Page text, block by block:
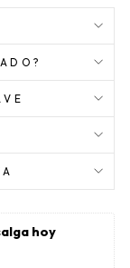
hoy